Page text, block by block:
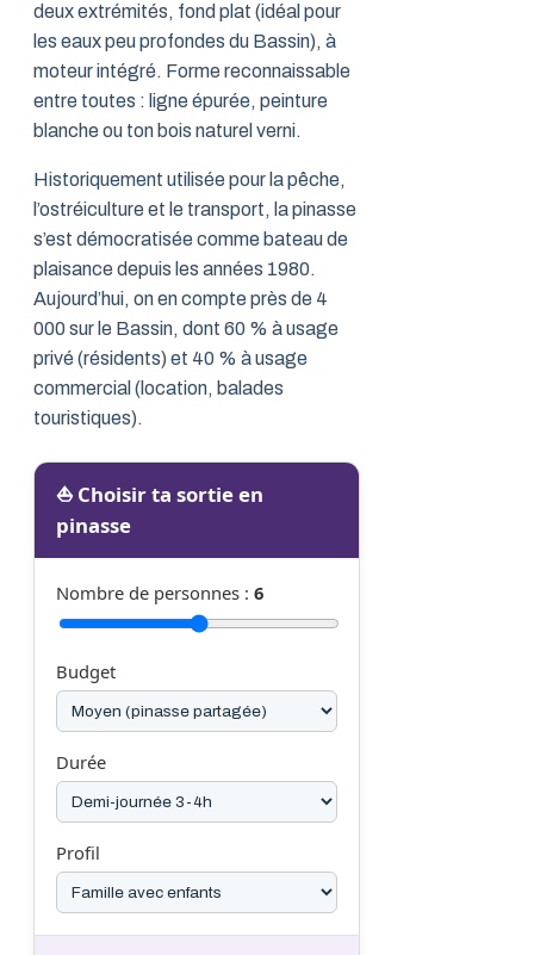
deux extrémités, fond plat (idéal pour
les eaux peu profondes du Bassin), à
moteur intégré. Forme reconnaissable
entre toutes : ligne épurée, peinture
blanche ou ton bois naturel verni.
Historiquement utilisée pour la pêche,
l’ostréiculture et le transport, la pinasse
s’est démocratisée comme bateau de
plaisance depuis les années 1980.
Aujourd’hui, on en compte près de 4
000 sur le Bassin, dont 60 % à usage
privé (résidents) et 40 % à usage
commercial (location, balades
touristiques).
⛵ Choisir ta sortie en
pinasse
Nombre de personnes : 6
Budget
Durée
Profil